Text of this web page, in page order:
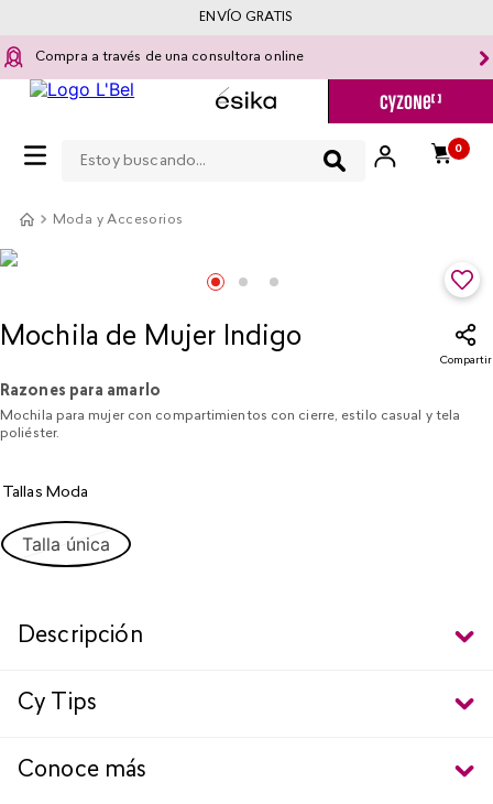
Compra a través de una consultora online
0
ENVÍO GRATIS
Moda y Accesorios
Mochila de Mujer Indigo​
Compartir
Razones para amarlo
Mochila para mujer con compartimientos con cierre, estilo casual y tela
poliéster.
Tallas Moda
Talla única
Descripción
Cy Tips
Conoce más